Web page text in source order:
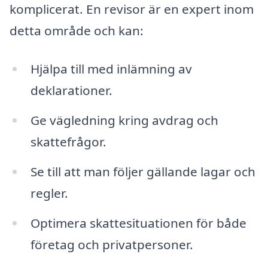
komplicerat. En revisor är en expert inom
detta område och kan:
Hjälpa till med inlämning av
deklarationer.
Ge vägledning kring avdrag och
skattefrågor.
Se till att man följer gällande lagar och
regler.
Optimera skattesituationen för både
företag och privatpersoner.